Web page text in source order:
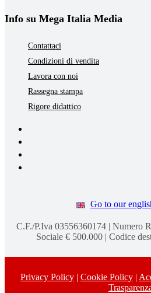
Info su Mega Italia Media
Contattaci
Condizioni di vendita
Lavora con noi
Rassegna stampa
Rigore didattico
Go to our
C.F./P.Iva 03556360174 | Numero
Sociale € 500.000 | Codice
Privacy Policy | Cookie Policy |